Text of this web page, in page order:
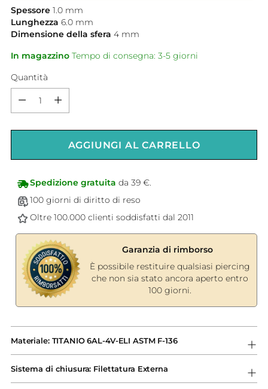
Spessore 1.0 mm
Lunghezza 6.0 mm
Dimensione della sfera 4 mm
In magazzino Tempo di consegna: 3-5 giorni
Quantità
AGGIUNGI AL CARRELLO
Spedizione gratuita da 39 €.
100 giorni di diritto di reso
Oltre 100.000 clienti soddisfatti dal 2011
Garanzia di rimborso
È possibile restituire qualsiasi piercing
che non sia stato ancora aperto entro
100 giorni.
prodotto
al
carrello...
Materiale: TITANIO 6AL-4V-ELI ASTM F-136
Sistema di chiusura: Filettatura Externa